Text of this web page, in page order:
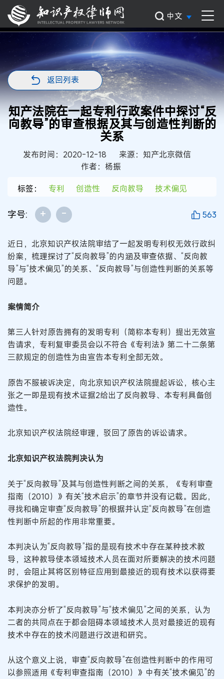
中文
返回列表
知产法院在一起专利行政案件中探讨“反
向教导”的审查根据及其与创造性判断的
关系
发布时间：2020-12-18
来源：知产北京微信
作者：杨振
标签：
专利 创造性 反向教导 技术偏见
字号: + - 563
近日，北京知识产权法院审结了一起发明专利权无效行政纠
纷案，梳理探讨了“反向教导”的内涵及审查依据、“反向教
导”与“技术偏见”的关系、“反向教导”与创造性判断的关系等
问题。
案情简介
第三人针对原告拥有的发明专利（简称本专利）提出无效宣
告请求，专利复审委员会以不符合《专利法》第二十二条第
三款规定的创造性为由宣告本专利全部无效。
原告不服被诉决定，向北京知识产权法院提起诉讼，核心主
张之一即是现有技术证据2给出了反向教导、本专利具备创
造性。
北京知识产权法院经审理，驳回了原告的诉讼请求。
北京知识产权法院判决认为
关于“反向教导”及其与创造性判断之间的关系，《专利审查
指南（2010）》有关“技术启示”的章节并没有记载。因此，
寻找和确定审查“反向教导”的根据并认定“反向教导”在创造
性判断中所起的作用非常重要。
本判决认为“反向教导”指的是现有技术中存在某种技术教
导，这种教导使本领域技术人员在面对所要解决的技术问题
时，会阻止其将区别特征应用到最接近的现有技术以获得要
求保护的发明。
本判决亦分析了“反向教导”与“技术偏见”之间的关系，认为
二者的共同点在于都会阻碍本领域技术人员对最接近的现有
技术中存在的技术问题进行改进和研究。
从这个意义上说，审查“反向教导”在创造性判断中的作用可
以参照适用《专利审查指南（2010）》中有关“技术偏见”的